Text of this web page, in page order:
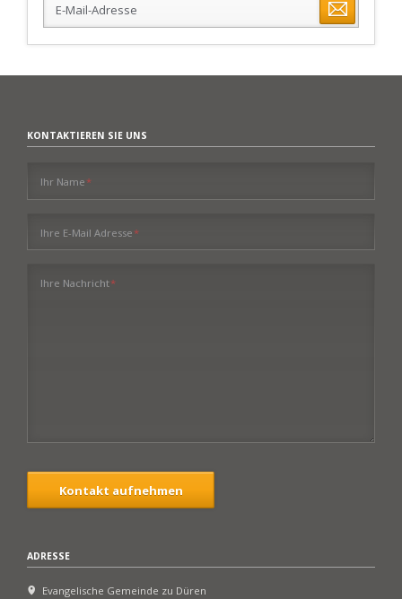
Mail-
KONTAKTIEREN SIE UNS
Pflichtfeld
Ihr Name*
Pflichtfeld
Ihre E-Mail Adresse*
Pflichtfeld
Ihre Nachricht*
Kontakt aufnehmen
ADRESSE
Evangelische Gemeinde zu Düren